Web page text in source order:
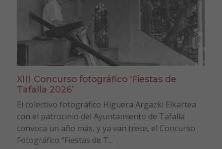
XIII Concurso fotográfico ‘Fiestas de
Tafalla 2026’
El colectivo fotográfico Higuera Argazki Elkartea
con el patrocinio del Ayuntamiento de Tafalla
convoca un año más, y ya van trece, el Concurso
Fotográfico “Fiestas de T...